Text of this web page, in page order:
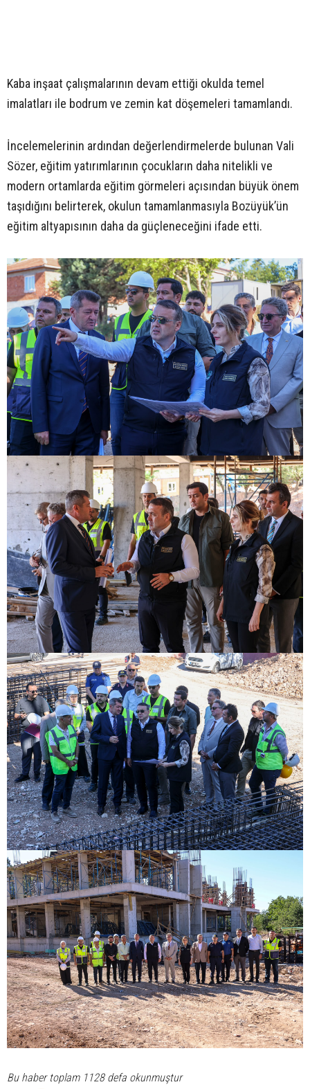
Kaba inşaat çalışmalarının devam ettiği okulda temel
imalatları ile bodrum ve zemin kat döşemeleri tamamlandı.
İncelemelerinin ardından değerlendirmelerde bulunan Vali
Sözer, eğitim yatırımlarının çocukların daha nitelikli ve
modern ortamlarda eğitim görmeleri açısından büyük önem
taşıdığını belirterek, okulun tamamlanmasıyla Bozüyük’ün
eğitim altyapısının daha da güçleneceğini ifade etti.
Bu haber toplam 1128 defa okunmuştur